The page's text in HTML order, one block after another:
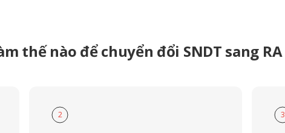
thế nào để chuyển đổi SNDT sang RA
2 3